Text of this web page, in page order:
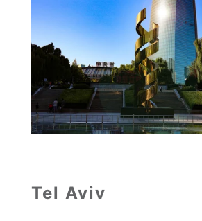
Tel Aviv